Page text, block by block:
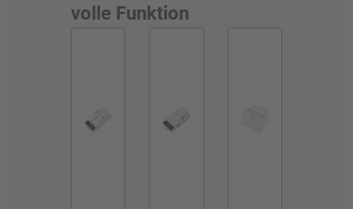
volle Funktion